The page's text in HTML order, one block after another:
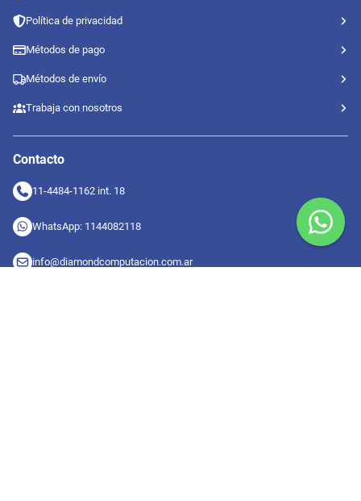
Política de privacidad
Métodos de pago
Métodos de envío
Trabaja con nosotros
Contacto
11-4484-1162 int. 18
WhatsApp: 1144082118
info@diamondcomputacion.com.ar